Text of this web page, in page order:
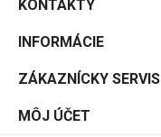
KONTAKTY
INFORMÁCIE
ZÁKAZNÍCKY SERVIS
MÔJ ÚČET